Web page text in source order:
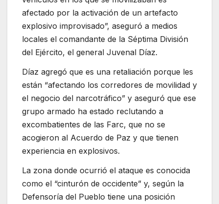
afectado por la activación de un artefacto
explosivo improvisado”, aseguró a medios
locales el comandante de la Séptima División
del Ejército, el general Juvenal Díaz.
Díaz agregó que es una retaliación porque les
están “afectando los corredores de movilidad y
el negocio del narcotráfico” y aseguró que ese
grupo armado ha estado reclutando a
excombatientes de las Farc, que no se
acogieron al Acuerdo de Paz y que tienen
experiencia en explosivos.
La zona donde ocurrió el ataque es conocida
como el “cinturón de occidente” y, según la
Defensoría del Pueblo tiene una posición